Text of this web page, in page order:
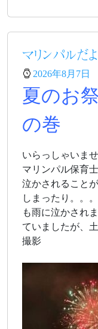
マリンパルだ
2026年8月7日
夏のお
の巻
いらっしゃいま
マリンパル保育
泣かされること
しまったり。。
も雨に泣かされ
ていましたが、
撮影